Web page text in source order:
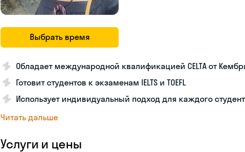
Выбрать время
Обладает международной квалификацией CELTA от
Готовит студентов к экзаменам IELTS и TOEFL
Использует индивидуальный подход для каждого
Читать дальше
Услуги и цены